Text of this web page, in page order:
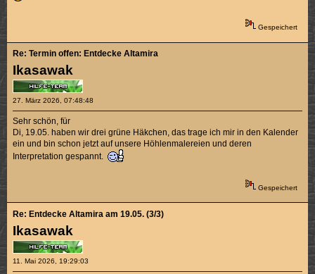
Gespeichert
Ikasawak
27. März 2026, 07:48:48
Re: Termin offen: Entdecke Altamira
Sehr schön, für
Di, 19.05. haben wir drei grüne Häkchen, das trage ich mir in den Kalender
ein und bin schon jetzt auf unsere Höhlenmalereien und deren
Interpretation gespannt.
Gespeichert
Ikasawak
11. Mai 2026, 19:29:03
Re: Entdecke Altamira am 19.05. (3/3)